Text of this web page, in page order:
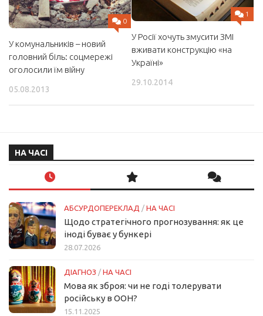
0
У комунальників – новий
головний біль: соцмережі
оголосили їм війну
05.08.2013
1
У Росії хочуть змусити ЗМІ
вживати конструкцію «на
Україні»
29.10.2014
НА ЧАСІ
АБСУРДОПЕРЕКЛАД / НА ЧАСІ
Щодо стратегічного прогнозування: як це
іноді буває у бункері
28.07.2026
ДІАГНОЗ / НА ЧАСІ
Мова як зброя: чи не годі толерувати
російську в ООН?
15.11.2025